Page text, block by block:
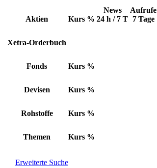
Aktien Kurs %
News
24 h / 7 T
Aufrufe
7 Tage
Xetra-Orderbuch
Fonds Kurs %
Devisen Kurs %
Rohstoffe Kurs %
Themen Kurs %
Erweiterte Suche